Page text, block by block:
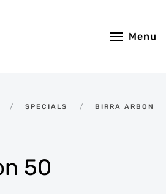
Menu
SPECIALS
BIRRA ARBON
50